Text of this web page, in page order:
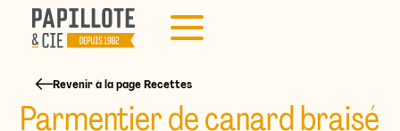
Revenir à la page Recettes
Parmentier de canard braisé